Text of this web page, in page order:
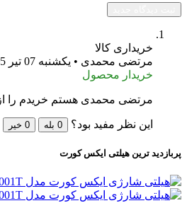
خریداری کالا
مرتضی محمدی • یکشنبه 07 تیر 1405 ساعت 02:09:50
خریدار محصول
مرتضی محمدی هستم خریدم را از
این نظر مفید بود؟ 0 بله 0 خیر
پربازدید ترین هیلتی ایکس کورت